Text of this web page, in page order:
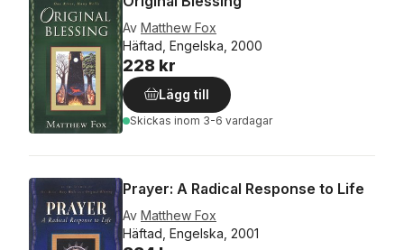
Av Matthew Fox
Häftad, Engelska, 2000
228 kr
Lägg till
Skickas inom 3-6 vardagar
Prayer: A Radical Response to Life
Av Matthew Fox
Häftad, Engelska, 2001